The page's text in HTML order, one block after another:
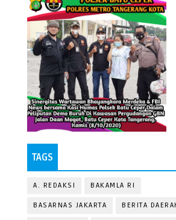
TAGS
A. REDAKSI BAKAMLA RI
BASARNAS JAKARTA BERITA